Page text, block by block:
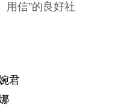
用信”的良好社
君